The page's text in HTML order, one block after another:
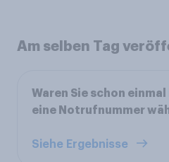
Am selben Tag
Waren Sie schon
eine Notrufnummer
Siehe Ergebnisse